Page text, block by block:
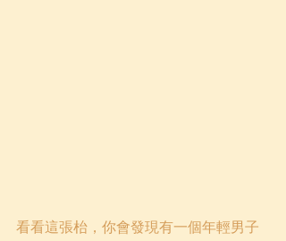
看看這張枱，你會發現有一個年輕男子